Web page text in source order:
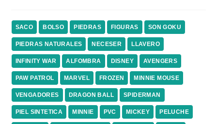
SACO BOLSO PIEDRAS FIGURAS SON GOKU
PIEDRAS NATURALES NECESER LLAVERO
INFINITY WAR ALFOMBRA DISNEY AVENGERS
PAW PATROL MARVEL FROZEN MINNIE MOUSE
VENGADORES DRAGON BALL SPIDERMAN
PIEL SINTETICA MINNIE PVC MICKEY PELUCHE